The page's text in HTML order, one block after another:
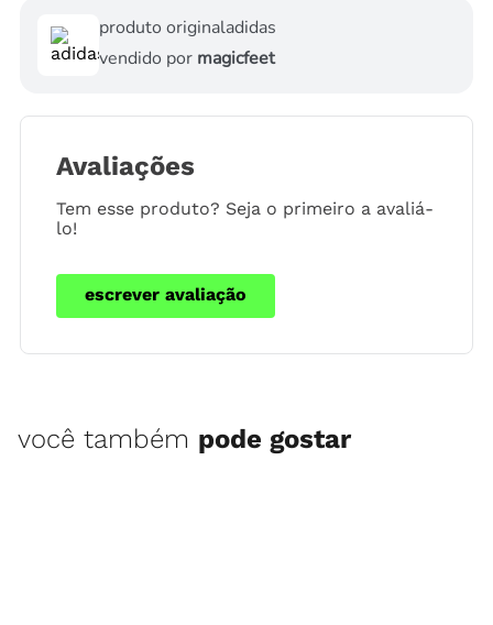
produto originaladidas
vendido por magicfeet
Avaliações
Tem esse produto? Seja o primeiro a avaliá-
lo!
escrever avaliação
você também pode gostar